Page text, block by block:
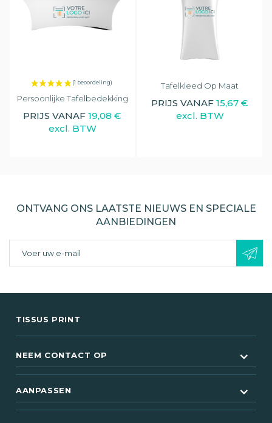
Persoonlijke Tafelbedekking
PRIJS VANAF 19,08 €
excl. BTW
Tafelkleed Op Maat
PRIJS VANAF 15,67 €
excl. BTW
ONTVANG ONS LAATSTE NIEUWS EN SPECIALE
AANBIEDINGEN
TISSUS PRINT
NEEM CONTACT OP
AANPASSEN